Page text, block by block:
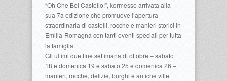
“Oh Che Bel Castello!”, kermesse arrivata alla
sua 7a edizione che promuove l’apertura
straordinaria di castelli, rocche e manieri storici in
Emilia-Romagna con tanti eventi speciali per tutta
la famiglia.
Gli ultimi due fine settimana di ottobre – sabato
18 e domenica 19 e sabato 25 e domenica 26 –
manieri, rocche, delizie, borghi e antiche ville